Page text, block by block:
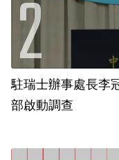
駐瑞士辦事處長李
部啟動調查